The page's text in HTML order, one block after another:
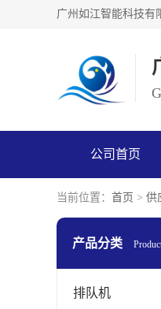
公司首页
当前位置： 首页 > 供
产品分类
排队机